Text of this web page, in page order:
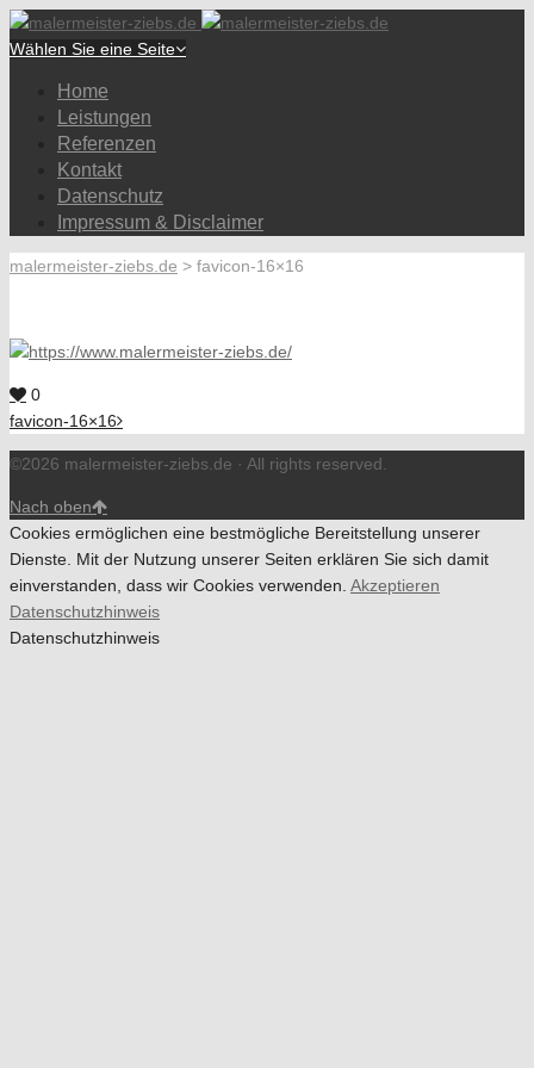
Wählen Sie eine Seite
Home
Leistungen
Referenzen
Kontakt
Datenschutz
Impressum & Disclaimer
malermeister-ziebs.de > favicon-16×16
0
favicon-16×16
©2026 malermeister-ziebs.de · All rights reserved.
Nach oben
Cookies ermöglichen eine bestmögliche Bereitstellung unserer
Dienste. Mit der Nutzung unserer Seiten erklären Sie sich damit
einverstanden, dass wir Cookies verwenden. Akzeptieren
Datenschutzhinweis
Datenschutzhinweis